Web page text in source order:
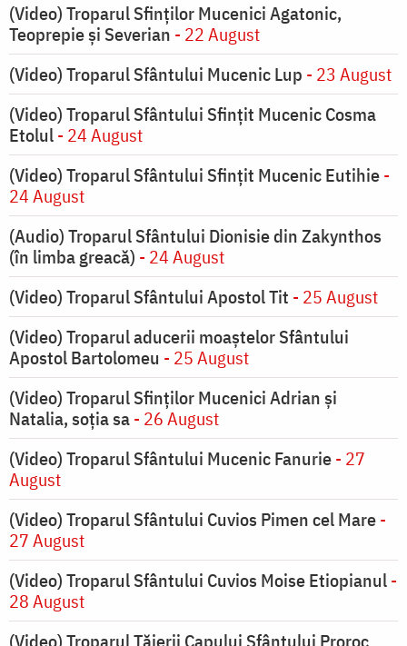
(Video) Troparul Sfinților Mucenici Agatonic,
Teoprepie și Severian - 22 August
(Video) Troparul Sfântului Mucenic Lup - 23 August
(Video) Troparul Sfântului Sfințit Mucenic Cosma
Etolul- 24 August
(Video) Troparul Sfântului Sfințit Mucenic Eutihie-
24 August
(Audio) Troparul Sfântului Dionisie din Zakynthos
(în limba greacă) - 24 August
(Video) Troparul Sfântului Apostol Tit - 25 August
(Video) Troparul aducerii moaștelor Sfântului
Apostol Bartolomeu - 25 August
(Video) Troparul Sfinților Mucenici Adrian și
Natalia, soția sa- 26 August
(Video) Troparul Sfântului Mucenic Fanurie- 27
August
(Video) Troparul Sfântului Cuvios Pimen cel Mare-
27 August
(Video) Troparul Sfântului Cuvios Moise Etiopianul-
28 August